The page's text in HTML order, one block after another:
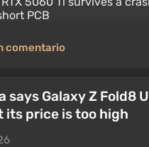
comentario
says Galaxy Z Fold8
its price is too high